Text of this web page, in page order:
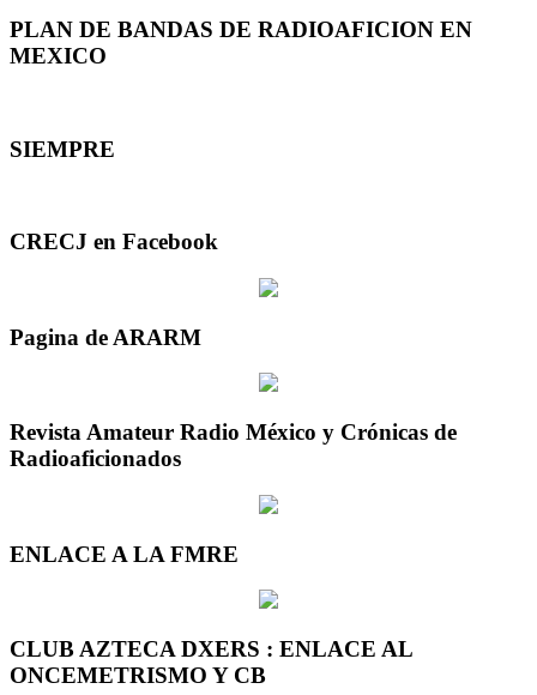
PLAN DE BANDAS DE RADIOAFICION EN
MEXICO
SIEMPRE
CRECJ en Facebook
Pagina de ARARM
Revista Amateur Radio México y Crónicas de
Radioaficionados
ENLACE A LA FMRE
CLUB AZTECA DXERS : ENLACE AL
ONCEMETRISMO Y CB